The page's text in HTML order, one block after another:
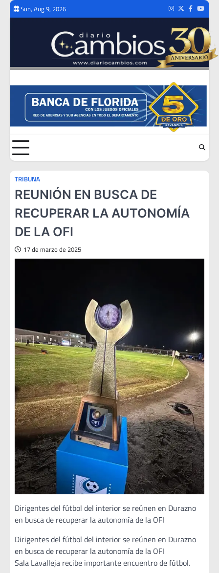
Skip
Sun, Aug 9, 2026 Instagram
TwitterFacebook
TRIBUNA
REUNIÓN EN BUSCA DE
RECUPERAR LA AUTONOMÍA
DE LA OFI
17 de marzo de 2025
Dirigentes del fútbol del interior se reúnen en Durazno
en busca de recuperar la autonomía de la OFI
Dirigentes del fútbol del interior se reúnen en Durazno
en busca de recuperar la autonomía de la OFI
Sala Lavalleja recibe importante encuentro de fútbol.